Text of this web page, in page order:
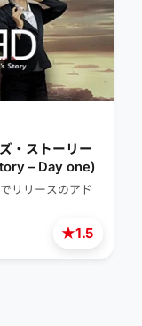
★1.5
・ストーリー
– Day one)
リリースのアド